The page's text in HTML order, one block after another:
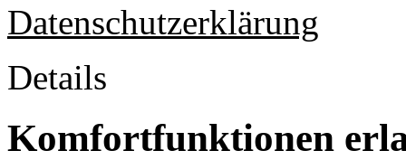
Datenschutzerklärung
Details
Komfortfunktionen